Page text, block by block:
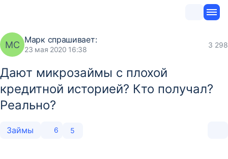
МС Марк спрашивает:
23 мая 2020 16:38
3 298
Дают микрозаймы с плохой
кредитной историей? Кто получал?
Реально?
Займы 6 5